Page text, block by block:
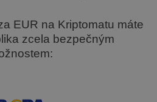
EUR na Kriptomatu máte
zcela bezpečným